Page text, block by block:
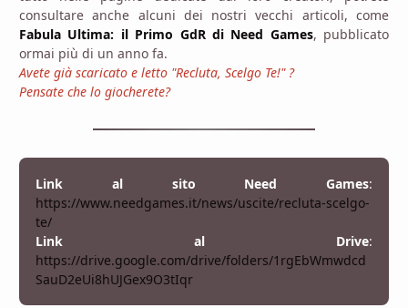
consultare anche alcuni dei nostri vecchi articoli, come
Fabula Ultima: il Primo GdR di Need Games, pubblicato
ormai più di un anno fa.
Avete già scaricato e letto "Recluta, Scelgo Te!" ?
Pensate che lo giocherete?
Link al sito Need Games:
https://www.needgames.it/news/uscite/recluta-scelgo-
te/
Link al Drive:
https://drive.google.com/drive/folders/1rgEbWmwdcd
SauD2eUi8hUJGex9O3tIqr